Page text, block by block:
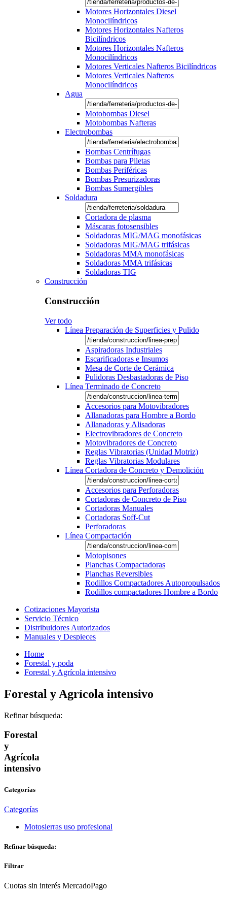
Motores Horizontales Diesel
Monocilíndricos
Motores Horizontales Nafteros
Bicilíndricos
Motores Horizontales Nafteros
Monocilíndricos
Motores Verticales Nafteros Bicilíndricos
Motores Verticales Nafteros
Monocilíndricos
Agua
Motobombas Diesel
Motobombas Nafteras
Electrobombas
Bombas Centrífugas
Bombas para Piletas
Bombas Periféricas
Bombas Presurizadoras
Bombas Sumergibles
Soldadura
Cortadora de plasma
Máscaras fotosensibles
Soldadoras MIG/MAG monofásicas
Soldadoras MIG/MAG trifásicas
Soldadoras MMA monofásicas
Soldadoras MMA trifásicas
Soldadoras TIG
Construcción
Construcción
Ver todo
Línea Preparación de Superficies y Pulido
Aspiradoras Industriales
Escarificadoras e Insumos
Mesa de Corte de Cerámica
Pulidoras Desbastadoras de Piso
Línea Terminado de Concreto
Accesorios para Motovibradores
Allanadoras para Hombre a Bordo
Allanadoras y Alisadoras
Electrovibradores de Concreto
Motovibradores de Concreto
Reglas Vibratorias (Unidad Motriz)
Reglas Vibratorias Modulares
Línea Cortadora de Concreto y Demolición
Accesorios para Perforadoras
Cortadoras de Concreto de Piso
Cortadoras Manuales
Cortadoras Soff-Cut
Perforadoras
Línea Compactación
Motopisones
Planchas Compactadoras
Planchas Reversibles
Rodillos Compactadores Autopropulsados
Rodillos compactadores Hombre a Bordo
Cotizaciones Mayorista
Servicio Técnico
Distribuidores Autorizados
Manuales y Despieces
Home
Forestal y poda
Forestal y Agrícola intensivo
Forestal y Agrícola intensivo
Refinar búsqueda:
Forestal
y
Agrícola
intensivo
Categorías
Categorías
Motosierras uso profesional
Refinar búsqueda:
Filtrar
Cuotas sin interés MercadoPago